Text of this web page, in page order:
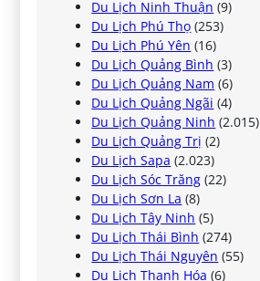
Du Lịch Ninh Thuận (9)
Du Lịch Phú Thọ (253)
Du Lịch Phú Yên (16)
Du Lịch Quảng Bình (3)
Du Lịch Quảng Nam (6)
Du Lịch Quảng Ngãi (4)
Du Lịch Quảng Ninh (2.015)
Du Lịch Quảng Trị (2)
Du Lịch Sapa (2.023)
Du Lịch Sóc Trăng (22)
Du Lịch Sơn La (8)
Du Lịch Tây Ninh (5)
Du Lịch Thái Bình (274)
Du Lịch Thái Nguyên (55)
Du Lịch Thanh Hóa (6)